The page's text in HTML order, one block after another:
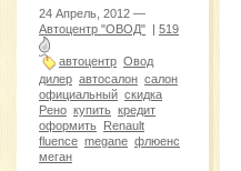
24 Апрель, 2012 —
Автоцентр "ОВОД"
519
автоцентр Овод
дилер автосалон салон
официальный скидка
Рено купить кредит
оформить
Renault
fluence megane флюенс
меган